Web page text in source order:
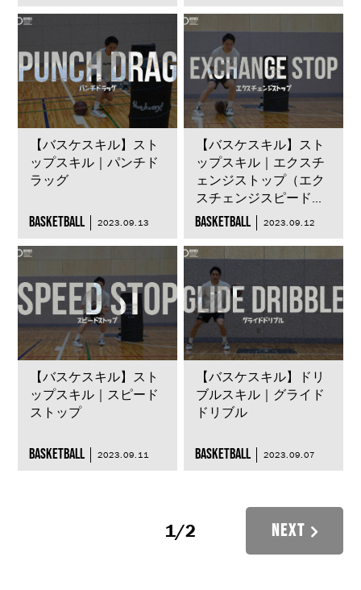
【バスケスキル】スト
ップスキル｜パンチド
ラッグ
BASKETBALL 2023.09.13
【バスケスキル】スト
ップスキル｜エクスチ
ェンジストップ（エク
スチェンジスピード...
BASKETBALL 2023.09.12
【バスケスキル】スト
ップスキル｜スピード
ストップ
BASKETBALL 2023.09.11
【バスケスキル】ドリ
ブルスキル｜グライド
ドリブル
BASKETBALL 2023.09.07
NEXT
1/2